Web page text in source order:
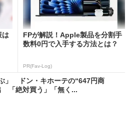
は
FPが解説！Apple製品を分割手
数料0円で入手する方法とは？
PR(Fav-Log)
ぶ」 ドン・キホーテの“647円商
「絶対買う」「無く...